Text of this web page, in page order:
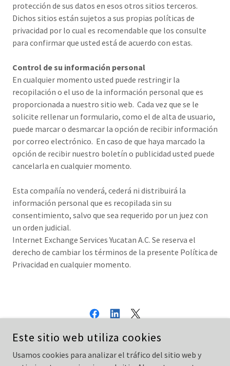
protección de sus datos en esos otros sitios terceros.
Dichos sitios están sujetos a sus propias políticas de
privacidad por lo cual es recomendable que los consulte
para confirmar que usted está de acuerdo con estas.
Control de su información personal
En cualquier momento usted puede restringir la
recopilación o el uso de la información personal que es
proporcionada a nuestro sitio web. Cada vez que se le
solicite rellenar un formulario, como el de alta de usuario,
puede marcar o desmarcar la opción de recibir información
por correo electrónico. En caso de que haya marcado la
opción de recibir nuestro boletín o publicidad usted puede
cancelarla en cualquier momento.
Esta compañía no venderá, cederá ni distribuirá la
información personal que es recopilada sin su
consentimiento, salvo que sea requerido por un juez con
un orden judicial.
Internet Exchange Services Yucatan A.C. Se reserva el
derecho de cambiar los términos de la presente Política de
Privacidad en cualquier momento.
IXSY.ORG.MX
MÉRIDA, YUCATÁN, MÉXICO
Este sitio web utiliza cookies
Usamos cookies para analizar el tráfico del sitio web y